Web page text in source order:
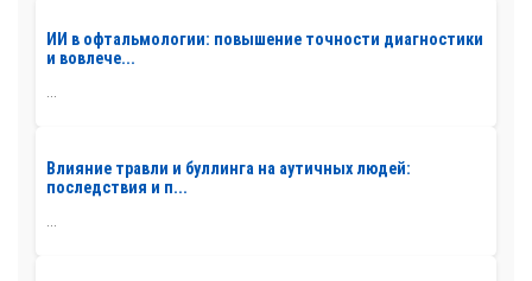
ИИ в офтальмологии: повышение точности диагностики
и вовлече...
Влияние травли и буллинга на аутичных людей:
последствия и п...
...